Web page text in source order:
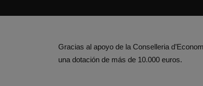
Gracias al apoyo de la Conselleria
una dotación de más de 10.000 euros.